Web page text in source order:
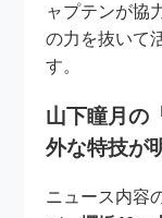
ャプテンが協
の力を抜いて
す。
山下瞳月の
外な特技が
ニュース内容